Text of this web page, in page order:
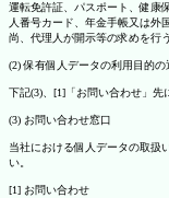
運転免許証、パスポート、健康
人番号カード、年金手帳又は外
尚、代理人が開示等の求めを行
(2) 保有個人データの利用目的
下記(3)、[1]「お問い合わせ」
(3) お問い合わせ窓口
当社における個人データの取扱
い。
[1] お問い合わせ